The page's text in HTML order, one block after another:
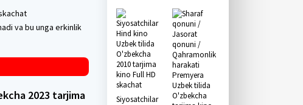
va bu unga erkinlik
2023 tarjima
Siyosatchilar